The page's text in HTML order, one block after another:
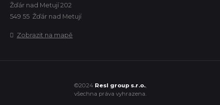
Žďár nad Metují 202
549 55 Žďár nad Metují
Zobrazit na mapě
©2024 Resl group s.r.o.,
všechna práva vyhrazena.